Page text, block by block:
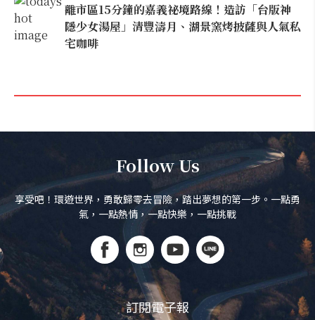
離市區15分鐘的嘉義祕境路線！造訪「台版神
隱少女湯屋」清豐濤月、湖景窯烤披薩與人氣私
宅咖啡
Follow Us
享受吧！環遊世界，勇敢歸零去冒險，踏出夢想的第一步。一點勇
氣，一點熱情，一點快樂，一點挑戰
訂閱電子報